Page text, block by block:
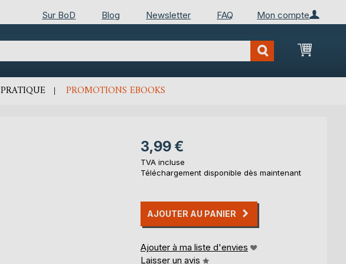
Mon compte
Sur BoD Blog Newsletter FAQ
Mon
PRATIQUE PROMOTIONS EBOOKS
3,99 €
TVA incluse
Téléchargement disponible dès maintenant
AJOUTER AU PANIER
Ajouter à ma liste d'envies
Laisser un avis